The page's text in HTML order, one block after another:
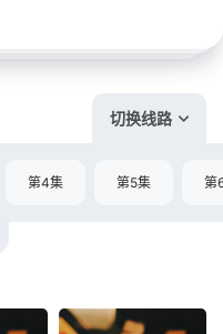
切换线路
第4集 第5集 第